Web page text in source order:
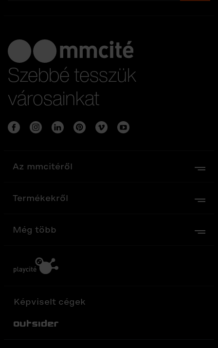
Szebbé tesszük
városainkat
Az mmcitéről
Termékekről
Még több
Képviselt cégek
Out-Sider